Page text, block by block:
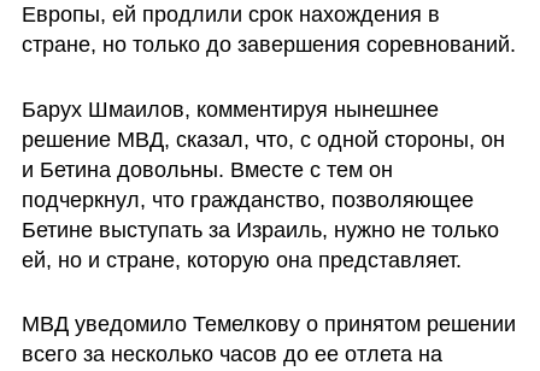
Европы, ей продлили срок нахождения в
стране, но только до завершения соревнований.
Барух Шмаилов, комментируя нынешнее
решение МВД, сказал, что, с одной стороны, он
и Бетина довольны. Вместе с тем он
подчеркнул, что гражданство, позволяющее
Бетине выступать за Израиль, нужно не только
ей, но и стране, которую она представляет.
МВД уведомило Темелкову о принятом решении
всего за несколько часов до ее отлета на